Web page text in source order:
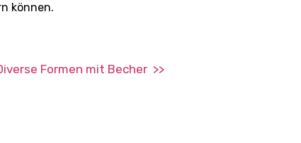
können.
Formen mit Becher >>